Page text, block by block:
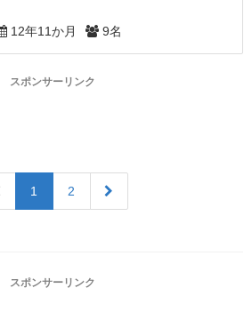
12年11か月 9名
スポンサーリンク
1 2
スポンサーリンク